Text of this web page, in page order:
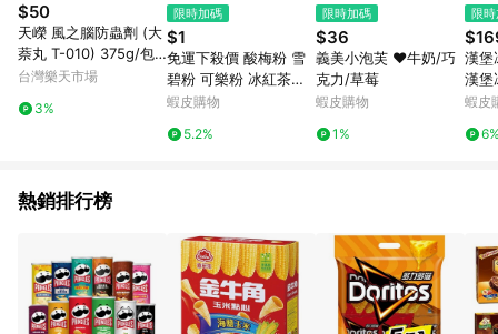
$50
天嶸 風之腦防蟲劑 (大
萘丸 T-010) 375g/包 *
健人館HEC*
台灣樂天市場
3%
限時加碼
$1
免運下殺價 酸梅粉 雪
碧粉 可樂粉 冰紅茶粉
冰紅茶 可樂 雪碧 酸梅
蝦皮購物
5.2%
限時加碼
$36
義美小泡芙 ❤️牛奶/巧
克力/草莓
蝦皮購物
1%
限
漢堡
漢堡冰
運 [
蝦皮
熱銷排行榜